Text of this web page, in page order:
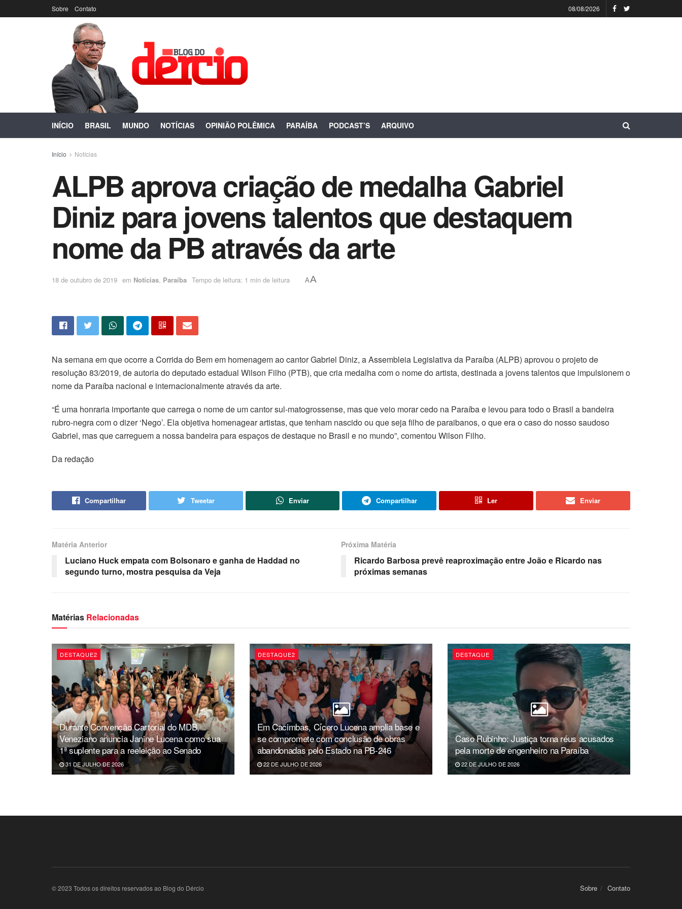
Sobre Contato 08/08/2026
INÍCIO BRASIL MUNDO NOTÍCIAS OPINIÃO POLÊMICA PARAÍBA PODCAST’S ARQUIVO
Início Notícias
ALPB aprova criação de medalha Gabriel
Diniz para jovens talentos que destaquem
nome da PB através da arte
18 de outubro de 2019 em Notícias, Paraíba Tempo de leitura: 1 min de leitura AA
Na semana em que ocorre a Corrida do Bem em homenagem ao cantor Gabriel Diniz, a Assembleia Legislativa da Paraíba (ALPB) aprovou o projeto de
resolução 83/2019, de autoria do deputado estadual Wilson Filho (PTB), que cria medalha com o nome do artista, destinada a jovens talentos que impulsionem o
nome da Paraíba nacional e internacionalmente através da arte.
“É uma honraria importante que carrega o nome de um cantor sul-matogrossense, mas que veio morar cedo na Paraíba e levou para todo o Brasil a bandeira
rubro-negra com o dizer ‘Nego’. Ela objetiva homenagear artistas, que tenham nascido ou que seja filho de paraibanos, o que era o caso do nosso saudoso
Gabriel, mas que carreguem a nossa bandeira para espaços de destaque no Brasil e no mundo”, comentou Wilson Filho.
Da redação
Compartilhar Tweetar Enviar Compartilhar Ler Enviar
Matéria Anterior
Luciano Huck empata com Bolsonaro e ganha de Haddad no
segundo turno, mostra pesquisa da Veja
Próxima Matéria
Ricardo Barbosa prevê reaproximação entre João e Ricardo nas
próximas semanas
Matérias Relacionadas
DESTAQUE2
Durante Convenção Cartorial do MDB,
Veneziano anuncia Janine Lucena como sua
1ª suplente para a reeleição ao Senado
31 DE JULHO DE 2026
DESTAQUE2
Em Cacimbas, Cícero Lucena amplia base e
se compromete com conclusão de obras
abandonadas pelo Estado na PB-246
22 DE JULHO DE 2026
DESTAQUE
Caso Rubinho: Justiça torna réus acusados
pela morte de engenheiro na Paraíba
22 DE JULHO DE 2026
Sobre Contato
© 2023 Todos os direitos reservados ao Blog do Dércio